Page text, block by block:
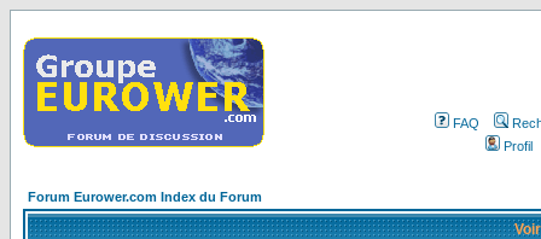
FAQ
Profil
Forum Eurower.com Index du Forum